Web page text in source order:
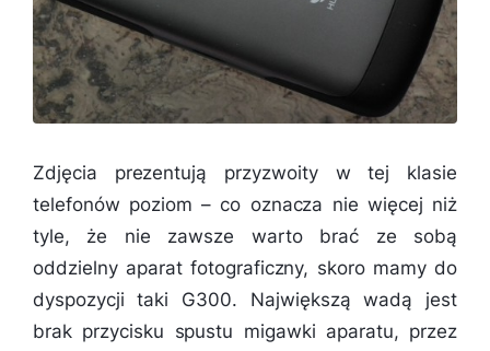
Zdjęcia prezentują przyzwoity w tej klasie
telefonów poziom – co oznacza nie więcej niż
tyle, że nie zawsze warto brać ze sobą
oddzielny aparat fotograficzny, skoro mamy do
dyspozycji taki G300. Największą wadą jest
brak przycisku spustu migawki aparatu, przez